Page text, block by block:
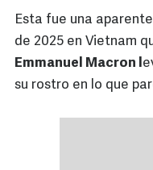
Esta fue una
de 2025 en Vietnam
Emmanuel Macron l
su rostro en lo que